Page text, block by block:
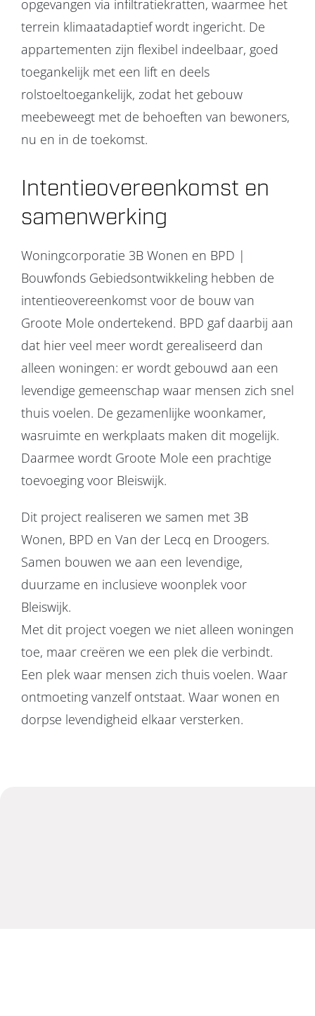
opgevangen via infiltratiekratten, waarmee het
terrein klimaatadaptief wordt ingericht. De
appartementen zijn flexibel indeelbaar, goed
toegankelijk met een lift en deels
rolstoeltoegankelijk, zodat het gebouw
meebeweegt met de behoeften van bewoners,
nu en in de toekomst.
Intentieovereenkomst en
samenwerking
Woningcorporatie 3B Wonen en BPD |
Bouwfonds Gebiedsontwikkeling hebben de
intentieovereenkomst voor de bouw van
Groote Mole ondertekend. BPD gaf daarbij aan
dat hier veel meer wordt gerealiseerd dan
alleen woningen: er wordt gebouwd aan een
levendige gemeenschap waar mensen zich snel
thuis voelen. De gezamenlijke woonkamer,
wasruimte en werkplaats maken dit mogelijk.
Daarmee wordt Groote Mole een prachtige
toevoeging voor Bleiswijk.
Dit project realiseren we samen met 3B
Wonen, BPD en Van der Lecq en Droogers.
Samen bouwen we aan een levendige,
duurzame en inclusieve woonplek voor
Bleiswijk.
Met dit project voegen we niet alleen woningen
toe, maar creëren we een plek die verbindt.
Een plek waar mensen zich thuis voelen. Waar
ontmoeting vanzelf ontstaat. Waar wonen en
dorpse levendigheid elkaar versterken.